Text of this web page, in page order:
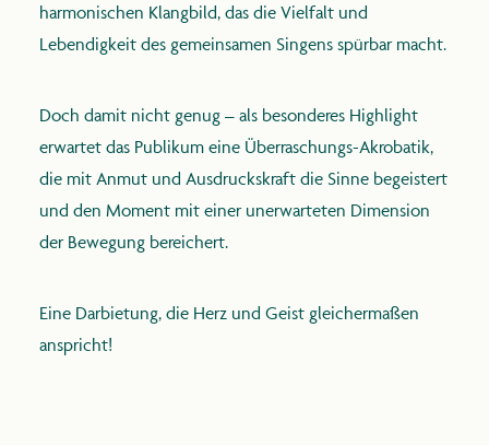
harmonischen Klangbild, das die Vielfalt und
Lebendigkeit des gemeinsamen Singens spürbar macht.
Doch damit nicht genug – als besonderes Highlight
erwartet das Publikum eine Überraschungs-Akrobatik,
die mit Anmut und Ausdruckskraft die Sinne begeistert
und den Moment mit einer unerwarteten Dimension
der Bewegung bereichert.
Eine Darbietung, die Herz und Geist gleichermaßen
anspricht!